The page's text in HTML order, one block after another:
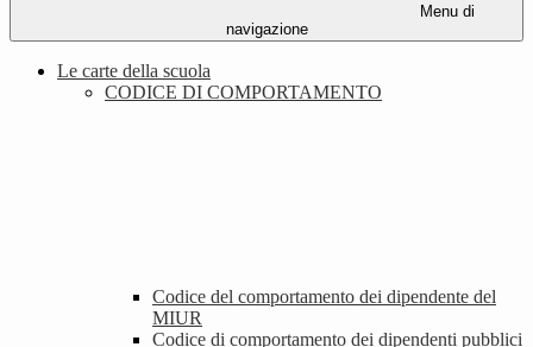
Menu di
navigazione
Le carte della scuola
CODICE DI COMPORTAMENTO
Codice del comportamento dei dipendente del
MIUR
Codice di comportamento dei dipendenti pubblici